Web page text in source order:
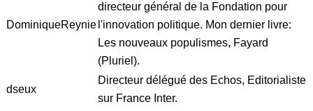
DominiqueReynie
directeur général de la Fondation pour
l'innovation politique. Mon dernier livre:
Les nouveaux populismes, Fayard
(Pluriel).
dseux
Directeur délégué des Echos, Editorialiste
sur France Inter.